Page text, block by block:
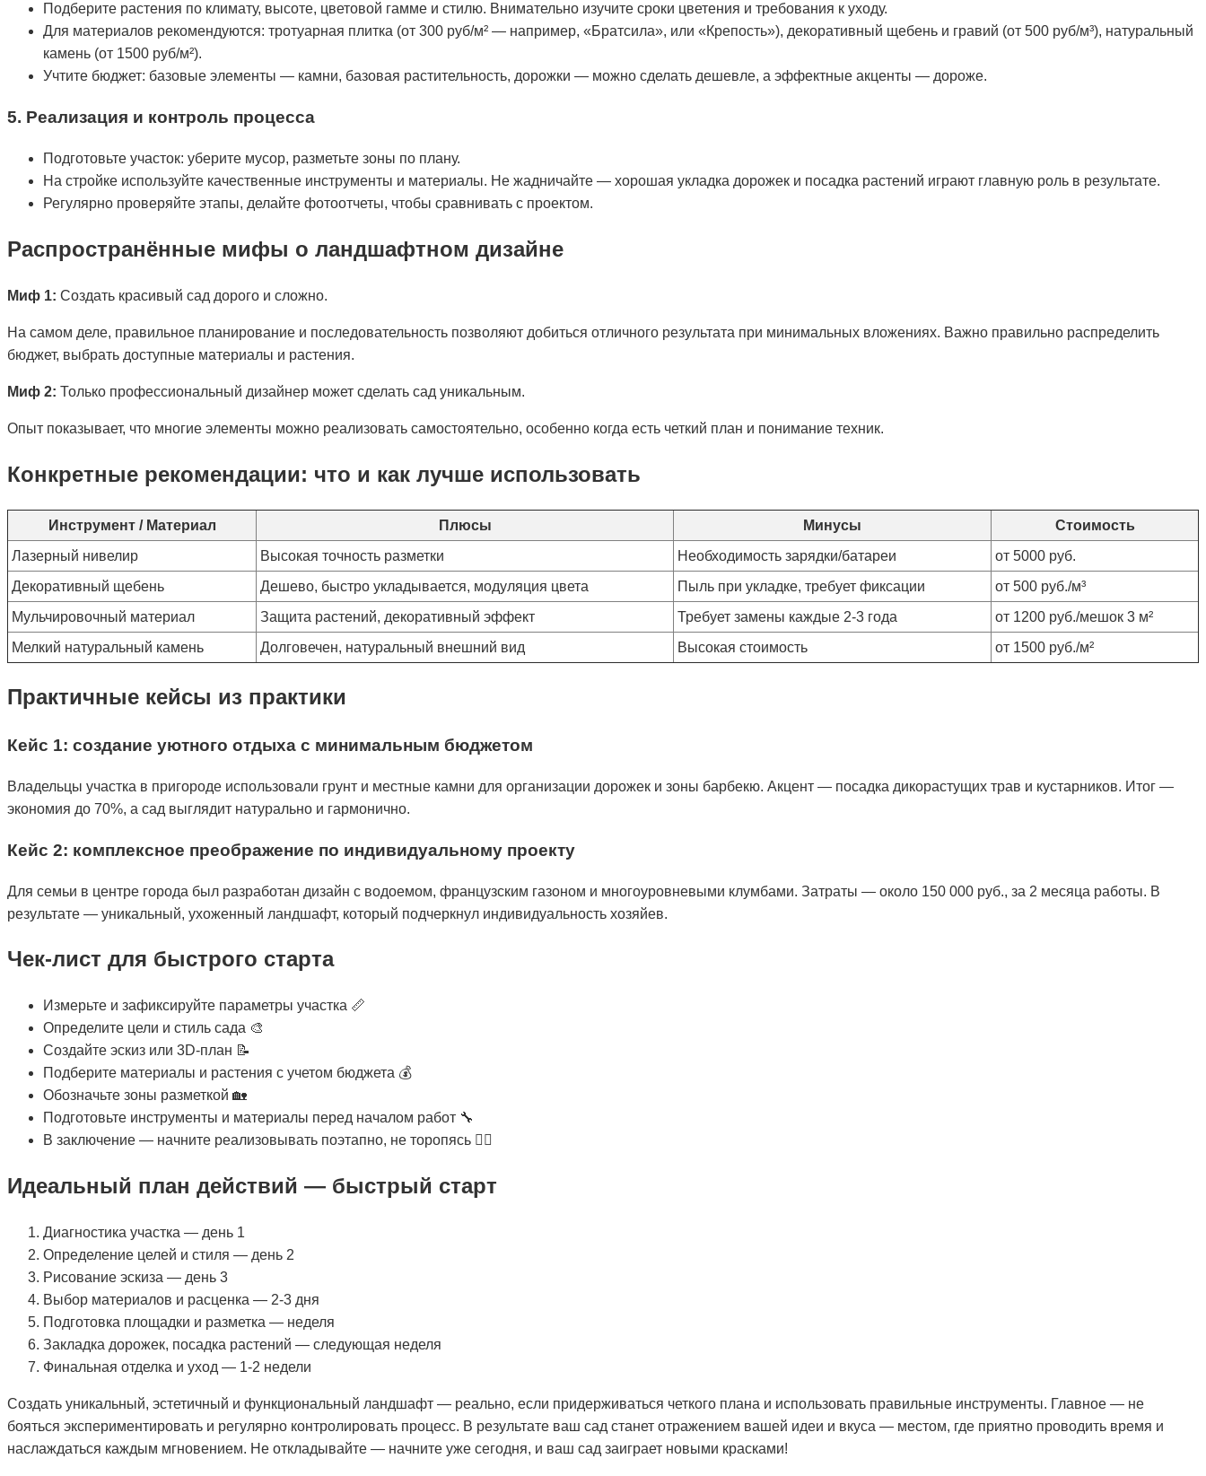
Подберите растения по климату, высоте, цветовой гамме и стилю. Внимательно изучите сроки цветения и требования к уходу.
Для материалов рекомендуются: тротуарная плитка (от 300 руб/м² — например, «Братсила», или «Крепость»), декоративный щебень и гравий (от 500 руб/м³), натуральный
камень (от 1500 руб/м²).
Учтите бюджет: базовые элементы — камни, базовая растительность, дорожки — можно сделать дешевле, а эффектные акценты — дороже.
5. Реализация и контроль процесса
Подготовьте участок: уберите мусор, разметьте зоны по плану.
На стройке используйте качественные инструменты и материалы. Не жадничайте — хорошая укладка дорожек и посадка растений играют главную роль в результате.
Регулярно проверяйте этапы, делайте фотоотчеты, чтобы сравнивать с проектом.
Распространённые мифы о ландшафтном дизайне
Миф 1: Создать красивый сад дорого и сложно.
На самом деле, правильное планирование и последовательность позволяют добиться отличного результата при минимальных вложениях. Важно правильно распределить
бюджет, выбрать доступные материалы и растения.
Миф 2: Только профессиональный дизайнер может сделать сад уникальным.
Опыт показывает, что многие элементы можно реализовать самостоятельно, особенно когда есть четкий план и понимание техник.
Конкретные рекомендации: что и как лучше использовать
Инструмент / Материал Плюсы Минусы
Стоимость
Лазерный нивелир
Высокая точность разметки Необходимость зарядки/батареи
от 5000 руб.
Декоративный щебень
Дешево, быстро укладывается, модуляция цвета Пыль при укладке, требует фиксации
от 500 руб./м³
Мульчировочный материал
Защита растений, декоративный эффект Требует замены каждые 2-3 года
от 1200 руб./мешок 3 м²
Мелкий натуральный камень
Долговечен, натуральный внешний вид Высокая стоимость от 1500 руб./м²
Практичные кейсы из практики
Кейс 1: создание уютного отдыха с минимальным бюджетом
Владельцы участка в пригороде использовали грунт и местные камни для организации дорожек и зоны барбекю. Акцент — посадка дикорастущих трав и кустарников. Итог —
экономия до 70%, а сад выглядит натурально и гармонично.
Кейс 2: комплексное преображение по индивидуальному проекту
Для семьи в центре города был разработан дизайн с водоемом, французским газоном и многоуровневыми клумбами. Затраты — около 150 000 руб., за 2 месяца работы. В
результате — уникальный, ухоженный ландшафт, который подчеркнул индивидуальность хозяйев.
Чек-лист для быстрого старта
Измерьте и зафиксируйте параметры участка 📏
Определите цели и стиль сада 🎨
Создайте эскиз или 3D-план 📝
Подберите материалы и растения с учетом бюджета 💰
Обозначьте зоны разметкой 🏡
Подготовьте инструменты и материалы перед началом работ 🔧
В заключение — начните реализовывать поэтапно, не торопясь 🚶‍♂️
Идеальный план действий — быстрый старт
Диагностика участка — день 1
Определение целей и стиля — день 2
Рисование эскиза — день 3
Выбор материалов и расценка — 2-3 дня
Подготовка площадки и разметка — неделя
Закладка дорожек, посадка растений — следующая неделя
Финальная отделка и уход — 1-2 недели
Создать уникальный, эстетичный и функциональный ландшафт — реально, если придерживаться четкого плана и использовать правильные инструменты. Главное — не
бояться экспериментировать и регулярно контролировать процесс. В результате ваш сад станет отражением вашей идеи и вкуса — местом, где приятно проводить время и
наслаждаться каждым мгновением. Не откладывайте — начните уже сегодня, и ваш сад заиграет новыми красками!